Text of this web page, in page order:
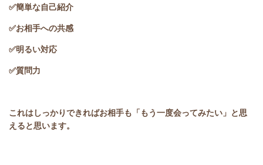
✅簡単な自己紹介
✅お相手への共感
✅明るい対応
✅質問力
これはしっかりできればお相手も「もう一度会ってみたい」と思
えると思います。